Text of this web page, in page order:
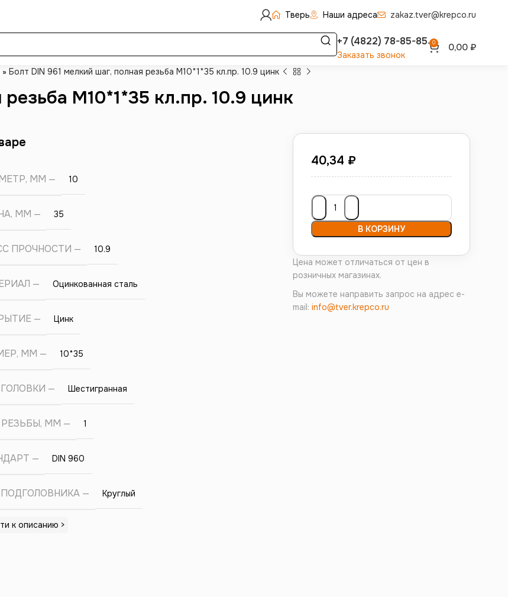
Тверь Наши адреса zakaz.tver@krepco.ru
+7 (4822) 78-85-85
Заказать звонок
0 0,00 ₽
» Болт DIN 961 мелкий шаг, полная резьба M10*1*35 кл.пр. 10.9 цинк
M10*1*35 кл.пр. 10.9 цинк
40,34 ₽
В КОРЗИНУ
Цена может отличаться от цен в
розничных магазинах.
Вы можете направить запрос на адрес e-
mail: info@tver.krepco.ru
ММ 10
ММ 35
ПРОЧНОСТИ 10.9
Оцинкованная сталь
Цинк
ММ 10*35
Шестигранная
ММ 1
DIN 960
Круглый
к описанию >